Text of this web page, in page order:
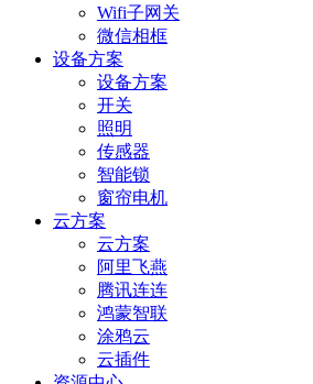
Wifi子网关
微信相框
设备方案
设备方案
开关
照明
传感器
智能锁
窗帘电机
云方案
云方案
阿里飞燕
腾讯连连
鸿蒙智联
涂鸦云
云插件